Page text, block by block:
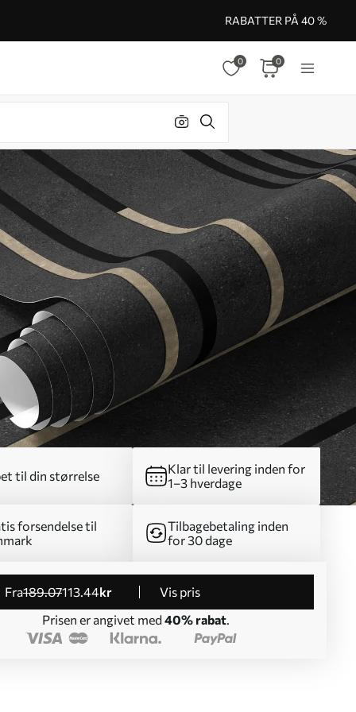
RABATTER PÅ 40 %
0 0
til din størrelse
Klar til levering inden for
1–3 hverdage
forsendelse til
Tilbagebetaling inden
for 30 dage
fra189.07113.44kr
Vis pris
Prisen er angivet med 40% rabat.